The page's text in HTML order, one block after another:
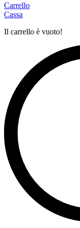
Carrello
Cassa
Il carrello è vuoto!